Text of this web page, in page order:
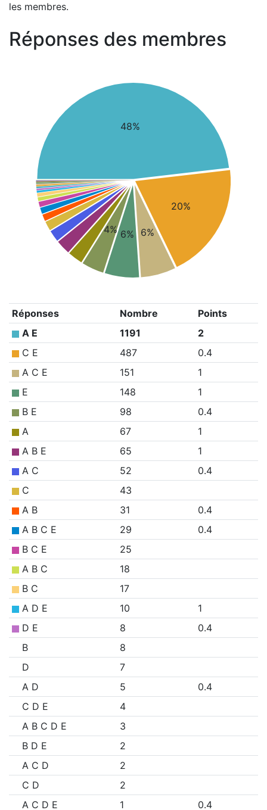
les membres.
Réponses des membres
48%
20%
6%
6%
4%
Réponses Nombre
Points
A E
1191
2
C E
487
0.4
A C E
151
1
E
148
1
B E
98
0.4
A
67
1
A B E
65
1
A C
52
0.4
C
43
A B
31
0.4
A B C E
29
0.4
B C E
25
A B C
18
B C
17
A D E
10
1
D E
8
0.4
B
8
D
7
A D
5
0.4
C D E
4
A B C D E
3
B D E
2
A C D
2
C D
2
A C D E
1 0.4